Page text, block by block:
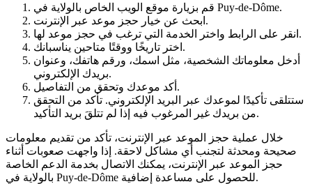
قم بزيارة موقع الويب الخاص بالولاية في Puy-de-Dôme.
ابحث عن خيار حجز موعد عبر الإنترنت.
انقر على الرابط واختر الخدمة التي ترغب في حجز موعد لها.
اختر تاريخًا ووقتًا متاحين يناسبانك.
أدخل معلوماتك الشخصية، مثل اسمك، ورقم هاتفك، وعنوان
بريدك الإلكتروني.
أكد موعدك وتحقق من التفاصيل.
ستتلقى تأكيدًا لموعدك عبر البريد الإلكتروني. تأكد من التحقق
من بريدك غير المرغوب فيه إذا لم تتلقَ بريد التأكيد.
خلال عملية حجز الموعد عبر الإنترنت، تأكد من تقديم معلومات
صحيحة ومحدثة لتجنب أي مشاكل لاحقة. إذا واجهت صعوبات أثناء
حجز الموعد عبر الإنترنت، يمكنك الاتصال بخدمة الدعم الخاصة
بالولاية في Puy-de-Dôme للحصول على مساعدة إضافية.